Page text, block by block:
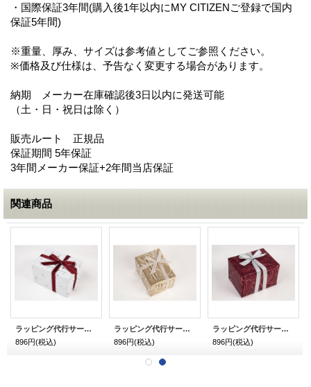
・国際保証3年間(購入後1年以内にMY CITIZENご登録で国内
保証5年間)
※重量、厚み、サイズは参考値としてご参照ください。
※価格及び仕様は、予告なく変更する場合があります。
納期 メーカー在庫確認後3日以内に発送可能
（土・日・祝日は除く）
販売ルート 正規品
保証期間 5年保証
3年間メーカー保証+2年間当店保証
関連商品
ラッピング代行サービス ホワイデー・入学御祝い用 シャイニースター ホワイト
896円(税込)
ラッピング代行サービス ホワイデー・入学御祝い用 ランダム・ライン
896円(税込)
ラッピング代行サービス ホワイデー・入学御祝い用 バーガン・ディ
896円(税込)